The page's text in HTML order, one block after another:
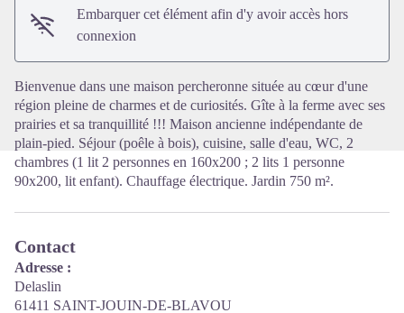
Voir l'image en plein écran
Embarquer cet élément afin d'y avoir accès hors
connexion
Bienvenue dans une maison percheronne située au cœur d'une
région pleine de charmes et de curiosités. Gîte à la ferme avec ses
prairies et sa tranquillité !!! Maison ancienne indépendante de
plain-pied. Séjour (poêle à bois), cuisine, salle d'eau, WC, 2
chambres (1 lit 2 personnes en 160x200 ; 2 lits 1 personne
90x200, lit enfant). Chauffage électrique. Jardin 750 m².
Contact
Adresse :
Delaslin
61411 SAINT-JOUIN-DE-BLAVOU